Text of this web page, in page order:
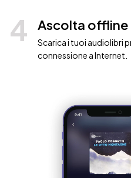
4 Ascolta offline
Scarica i tuoi audiolibri
connessione a Internet.